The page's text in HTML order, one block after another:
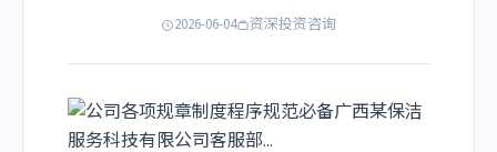
2026-06-04 资深投资咨询